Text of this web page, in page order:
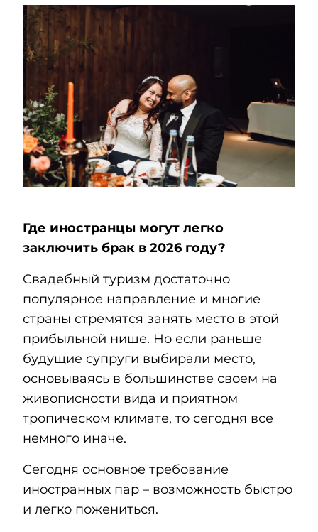
Где иностранцы могут легко
заключить брак в 2026 году?
Свадебный туризм достаточно
популярное направление и многие
страны стремятся занять место в этой
прибыльной нише. Но если раньше
будущие супруги выбирали место,
основываясь в большинстве своем на
живописности вида и приятном
тропическом климате, то сегодня все
немного иначе.
Сегодня основное требование
иностранных пар – возможность быстро
и легко пожениться.